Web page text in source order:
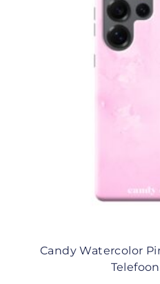
Candy Watercolor